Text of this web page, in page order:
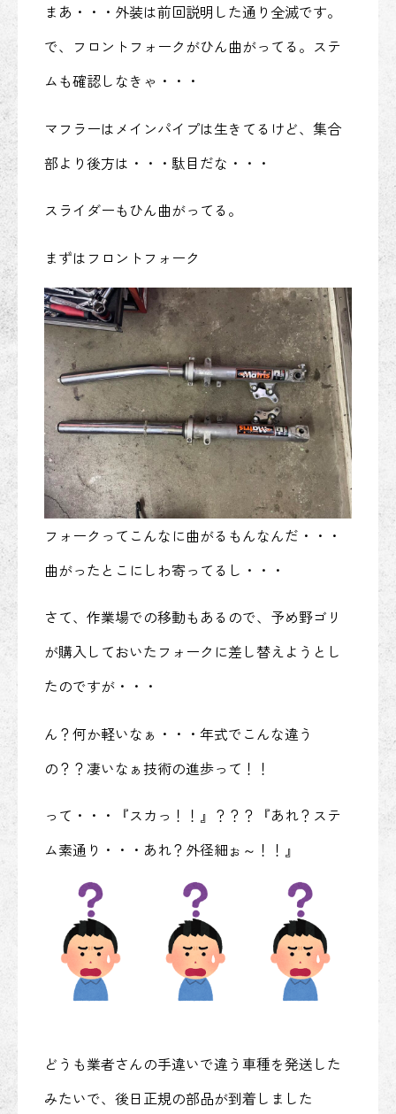
まあ・・・外装は前回説明した通り全滅です。
で、フロントフォークがひん曲がってる。ステ
ムも確認しなきゃ・・・
マフラーはメインパイプは生きてるけど、集合
部より後方は・・・駄目だな・・・
スライダーもひん曲がってる。
まずはフロントフォーク
フォークってこんなに曲がるもんなんだ・・・
曲がったとこにしわ寄ってるし・・・
さて、作業場での移動もあるので、予め野ゴリ
が購入しておいたフォークに差し替えようとし
たのですが・・・
ん？何か軽いなぁ・・・年式でこんな違う
の？？凄いなぁ技術の進歩って！！
って・・・『スカっ！！』？？？『あれ？ステ
ム素通り・・・あれ？外径細ぉ～！！』
どうも業者さんの手違いで違う車種を発送した
みたいで、後日正規の部品が到着しました